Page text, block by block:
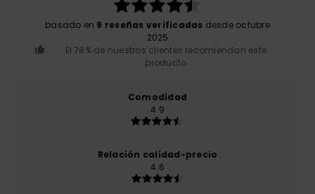
basado en 9 reseñas verificadas desde octubre
2025
El 78% de nuestros clientes recomiendan este
producto
Comodidad
4.9
Relación calidad-precio
4.6